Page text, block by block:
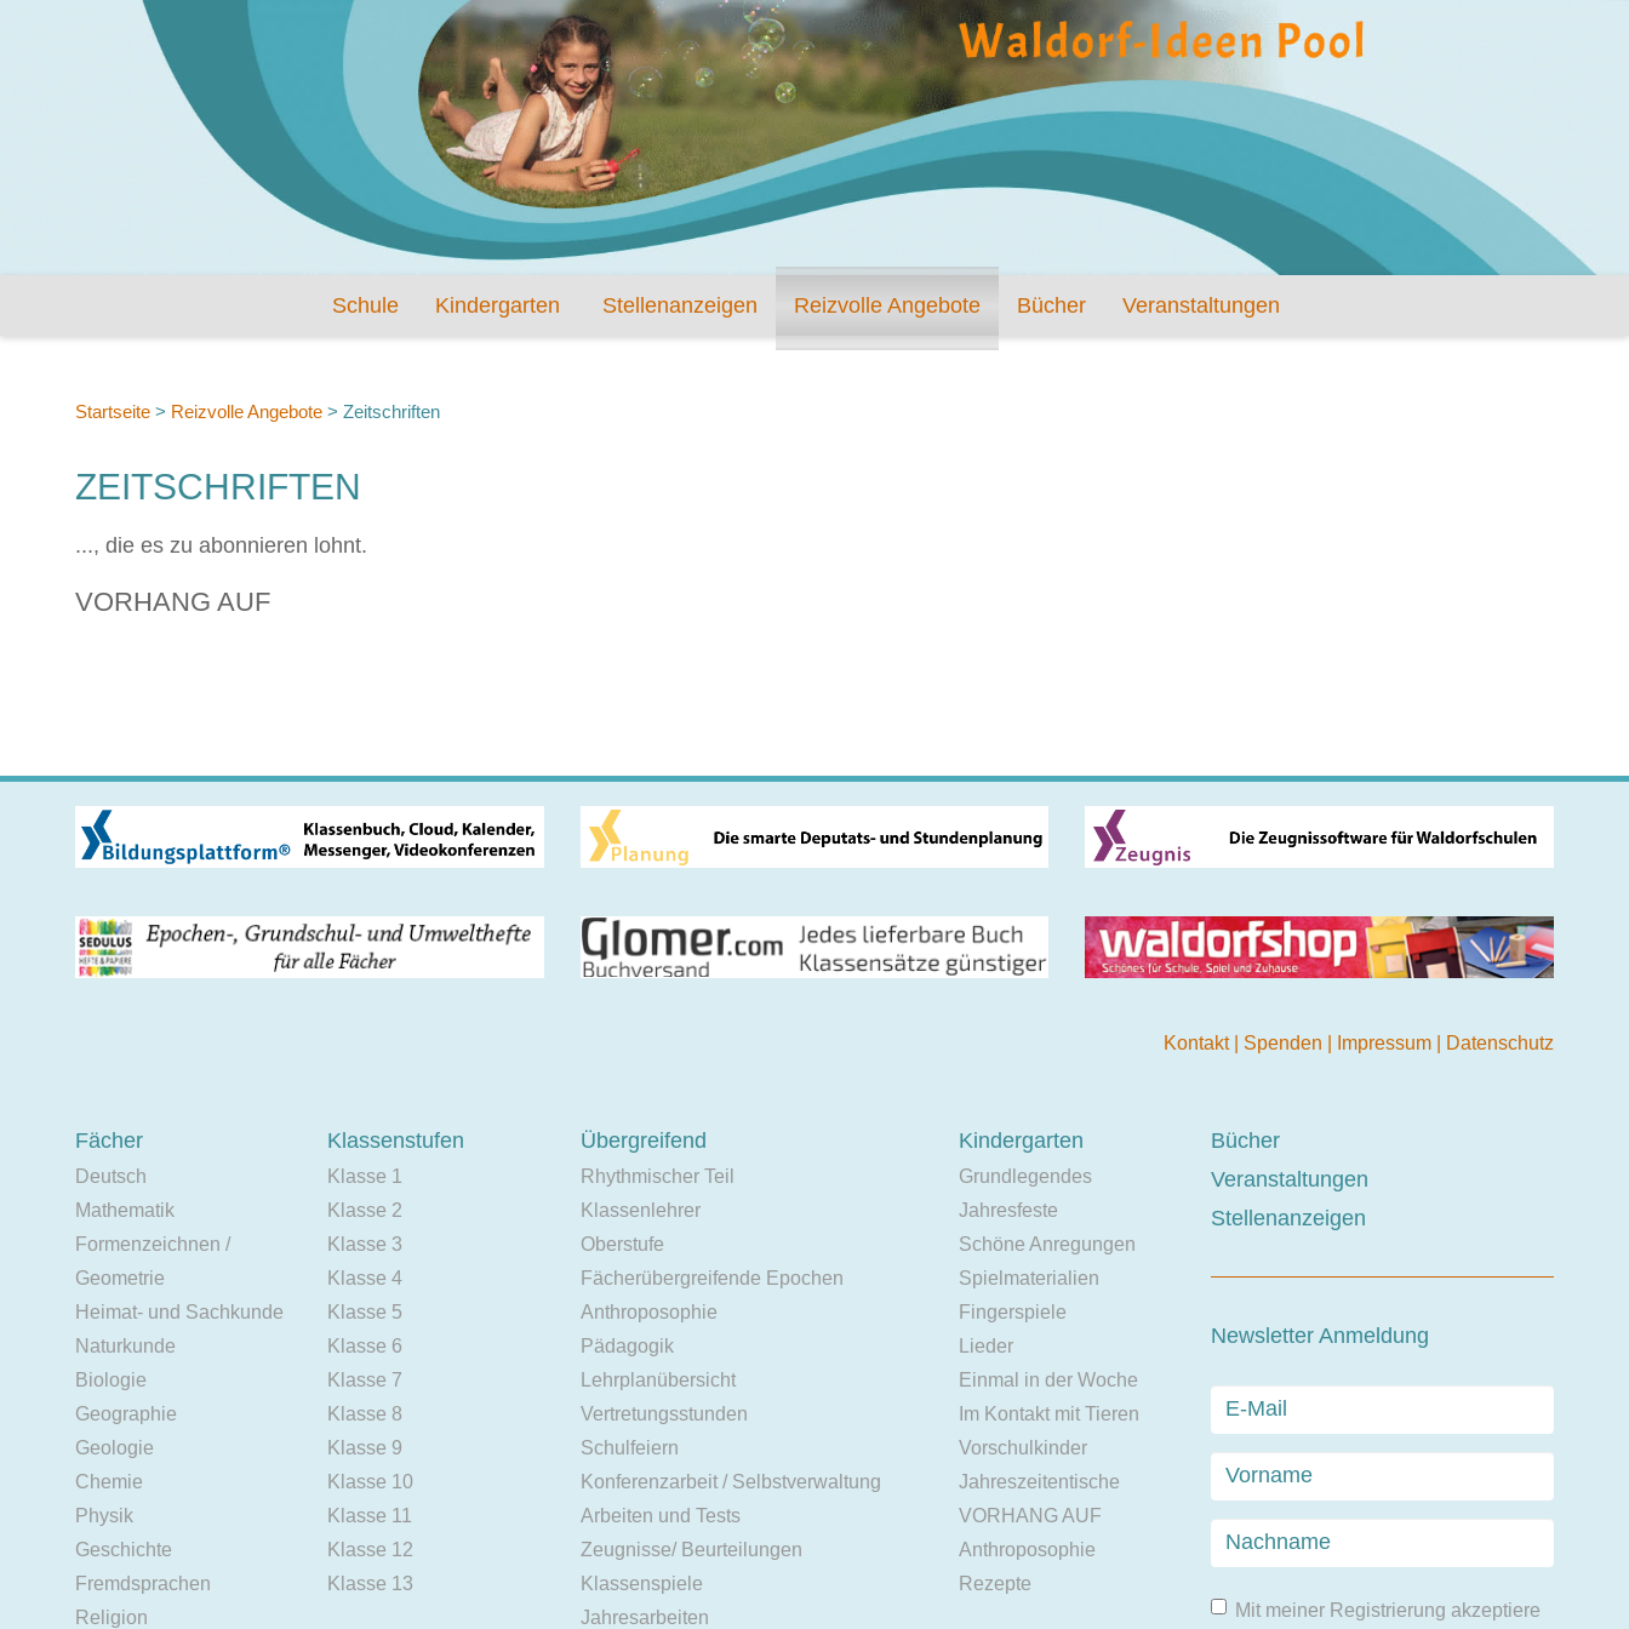
Schule Kindergarten Stellenanzeigen Reizvolle Angebote Bücher Veranstaltungen
Startseite > Reizvolle Angebote > Zeitschriften
ZEITSCHRIFTEN
..., die es zu abonnieren lohnt.
VORHANG AUF
Kontakt Spenden Impressum Datenschutz
Fächer
Deutsch
Mathematik
Formenzeichnen /
Geometrie
Heimat- und Sachkunde
Naturkunde
Biologie
Geographie
Geologie
Chemie
Physik
Geschichte
Fremdsprachen
Religion
Klassenstufen
Klasse 1
Klasse 2
Klasse 3
Klasse 4
Klasse 5
Klasse 6
Klasse 7
Klasse 8
Klasse 9
Klasse 10
Klasse 11
Klasse 12
Klasse 13
Übergreifend
Rhythmischer Teil
Klassenlehrer
Oberstufe
Fächerübergreifende Epochen
Anthroposophie
Pädagogik
Lehrplanübersicht
Vertretungsstunden
Schulfeiern
Konferenzarbeit / Selbstverwaltung
Arbeiten und Tests
Zeugnisse/ Beurteilungen
Klassenspiele
Jahresarbeiten
Kindergarten
Grundlegendes
Jahresfeste
Schöne Anregungen
Spielmaterialien
Fingerspiele
Lieder
Einmal in der Woche
Im Kontakt mit Tieren
Vorschulkinder
Jahreszeitentische
VORHANG AUF
Anthroposophie
Rezepte
Bücher
Veranstaltungen
Stellenanzeigen
Newsletter Anmeldung
Mit meiner Registrierung akzeptiere